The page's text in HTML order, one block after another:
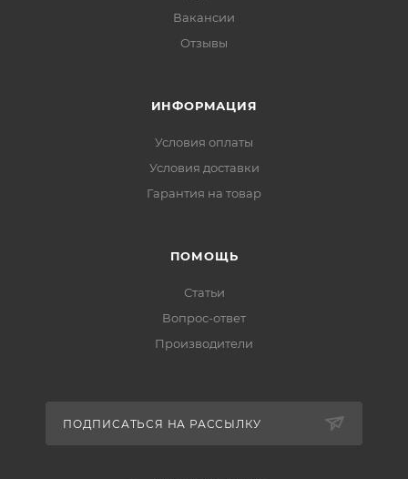
Вакансии
Отзывы
ИНФОРМАЦИЯ
Условия оплаты
Условия доставки
Гарантия на товар
ПОМОЩЬ
Статьи
Вопрос-ответ
Производители
ПОДПИСАТЬСЯ НА РАССЫЛКУ